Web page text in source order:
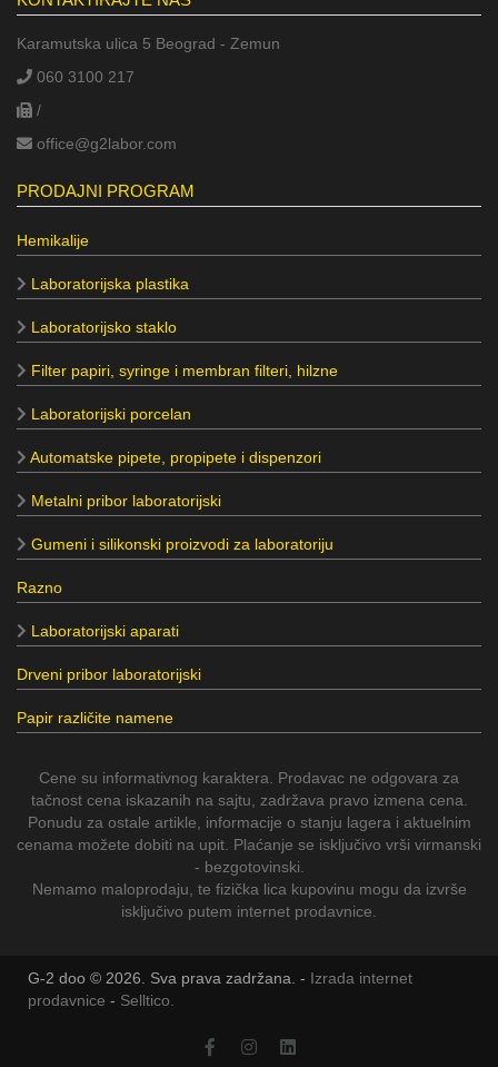
Karamutska ulica 5 Beograd - Zemun
060 3100 217
/
office@g2labor.com
PRODAJNI PROGRAM
Hemikalije
Laboratorijska plastika
Laboratorijsko staklo
Filter papiri, syringe i membran filteri, hilzne
Laboratorijski porcelan
Automatske pipete, propipete i dispenzori
Metalni pribor laboratorijski
Gumeni i silikonski proizvodi za laboratoriju
Razno
Laboratorijski aparati
Drveni pribor laboratorijski
Papir različite namene
Cene su informativnog karaktera. Prodavac ne odgovara za
tačnost cena iskazanih na sajtu, zadržava pravo izmena cena.
Ponudu za ostale artikle, informacije o stanju lagera i aktuelnim
cenama možete dobiti na upit. Plaćanje se isključivo vrši virmanski
- bezgotovinski.
Nemamo maloprodaju, te fizička lica kupovinu mogu da izvrše
isključivo putem internet prodavnice.
G-2 doo © 2026. Sva prava zadržana. - Izrada internet
prodavnice - Selltico.